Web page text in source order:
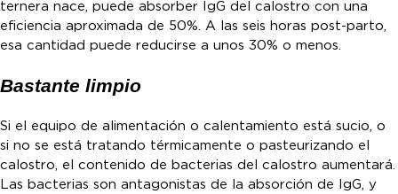
ternera nace, puede absorber IgG del calostro con una
eficiencia aproximada de 50%. A las seis horas post-parto,
esa cantidad puede reducirse a unos 30% o menos.
Bastante limpio
Si el equipo de alimentación o calentamiento está sucio, o
si no se está tratando térmicamente o pasteurizando el
calostro, el contenido de bacterias del calostro aumentará.
Las bacterias son antagonistas de la absorción de IgG, y